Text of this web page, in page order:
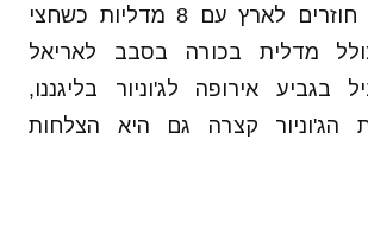
לפודיום כשהם חוזרים לארץ עם 8 מדליות כשחצי
מדלית בכורה בסבב לאריאל
בגביע אירופה לג'וניור בליגננו,
הג'וניור קצרה גם היא הצלחות